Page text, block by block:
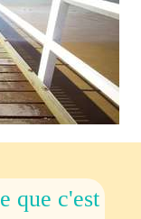
que c'est